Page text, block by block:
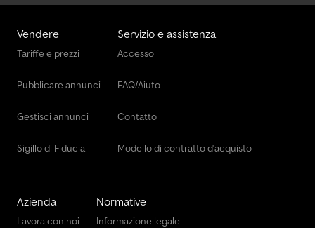
Vendere
Tariffe e prezzi
Pubblicare annunci
Gestisci annunci
Sigillo di Fiducia
Servizio e assistenza
Accesso
FAQ/Aiuto
Contatto
Modello di contratto d'acquisto
Azienda
Lavora con noi
Normative
Informazione legale